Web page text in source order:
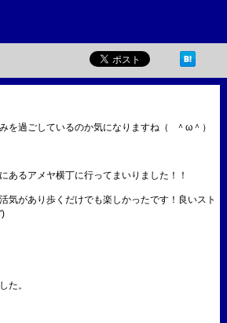
を過ごしているのか気になりますね（ ＾ω＾）
あるアメヤ横丁に行ってまいりました！！
気があり歩くだけでも楽しかったです！良いスト
た。